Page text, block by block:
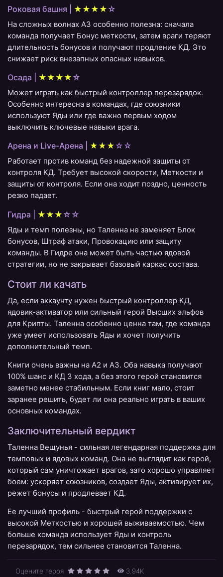
Роковая башня | ★★★★ ☆
На сложных волнах A3 особенно полезна: сначала
команда получает Бонус меткости, затем враги теряют
длительность бонусов и получают продление КД. Это
снижает риск внезапных опасных навыков.
Осада | ★★★★ ☆
Может играть как быстрый контроллер перезарядок.
Особенно интересна в командах, где союзники
используют Яды или где важно первым ходом
выключить ключевые навыки врага.
Арена и Live-Арена | ★★★ ☆☆
Работает против команд без надежной защиты от
контроля КД. Требует высокой скорости, Меткости и
защиты от контроля. Если она ходит поздно, ценность
резко падает.
Гидра | ★★★ ☆☆
Яды и темп полезны, но Таленна не заменяет Блок
бонусов, Штраф атаки, Провокацию или защиту
команды. В Гидре она может быть частью ядовой
стратегии, но не закрывает базовый каркас состава.
Стоит ли качать
Да, если аккаунту нужен быстрый контроллер КД,
ядовик-активатор или сильный герой Высших эльфов
для Крипты. Таленна особенно ценна там, где команда
уже умеет использовать Яды и хочет получить
дополнительный темп.
Книги очень важны на A2 и A3. Оба навыка получают
100% шанс и КД 3 хода, а без этого герой становится
заметно менее стабильным. Если книг мало, стоит
заранее решить, будет ли она реально играть в ваших
основных командах.
Заключительный вердикт
Таленна Вещунья - сильная легендарная поддержка для
темповых и ядовых команд. Она не выглядит как герой,
который сам уничтожает врагов, зато хорошо управляет
боем: ускоряет союзников, создает Яды, активирует их,
режет бонусы и продлевает КД.
Ее лучший профиль - быстрый герой поддержки с
высокой Меткостью и хорошей выживаемостью. Чем
больше команда использует Яды и контроль
перезарядок, тем сильнее становится Таленна.
Оцените героя 3.94K